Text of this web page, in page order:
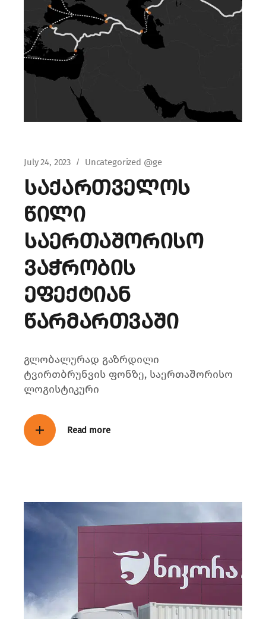
July 24, 2023 Uncategorized @ge
საქართველოს
წილი
საერთაშორისო
ვაჭრობის
ეფექტიან
წარმართვაში
გლობალურად გაზრდილი
ტვირთბრუნვის ფონზე, საერთაშორისო
ლოგისტიკური
Read more